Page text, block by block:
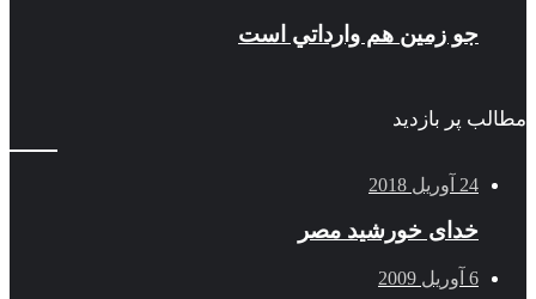
جو زمين هم وارداتي است
مطالب پر بازدید
24 آوریل 2018
خدای خورشید مصر
6 آوریل 2009